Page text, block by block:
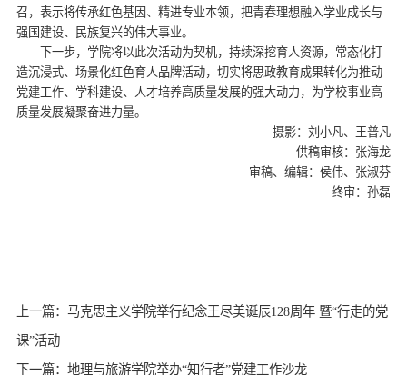
召，表示将传承红色基因、精进专业本领，把青春理想融入学业成长与
强国建设、民族复兴的伟大事业。
下一步，学院将以此次活动为契机，持续深挖育人资源，常态化打
造沉浸式、场景化红色育人品牌活动，切实将思政教育成果转化为推动
党建工作、学科建设、人才培养高质量发展的强大动力，为学校事业高
质量发展凝聚奋进力量。
摄影：刘小凡、王普凡
供稿审核：张海龙
审稿、编辑：侯伟、张淑芬
终审：孙磊
上一篇：马克思主义学院举行纪念王尽美诞辰128周年 暨“行走的党
课”活动
下一篇：地理与旅游学院举办“知行者”党建工作沙龙